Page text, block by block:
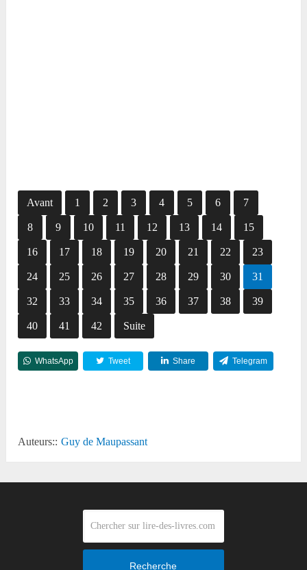
Avant 1 2 3 4 5 6 7
8 9 10 11 12 13 14 15
16 17 18 19 20 21 22 23
24 25 26 27 28 29 30 31
32 33 34 35 36 37 38 39
40 41 42 Suite
WhatsApp Tweet Share Telegram
Auteurs:: Guy de Maupassant
Recherche